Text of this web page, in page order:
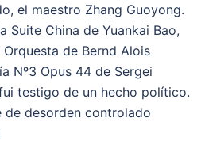
el maestro Zhang Guoyong.
Suite China de Yuankai Bao,
de Bernd Alois
Nº3 Opus 44 de Sergei
testigo de un hecho político.
de desorden controlado